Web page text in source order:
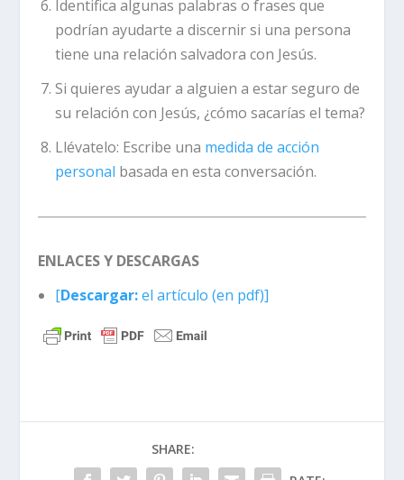
Identifica algunas palabras o frases que
podrían ayudarte a discernir si una persona
tiene una relación salvadora con Jesús.
Si quieres ayudar a alguien a estar seguro de
su relación con Jesús, ¿cómo sacarías el tema?
Llévatelo: Escribe una medida de acción
personal basada en esta conversación.
ENLACES Y DESCARGAS
[Descargar:el artículo (en pdf)]
SHARE: